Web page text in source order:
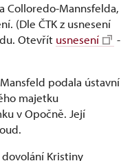
Colloredo-Mannsfelda,
(Dle ČTK z usnesení
Otevřít usnesení
-
podala ústavní
majetku
v Opočně. Její
Kristiny